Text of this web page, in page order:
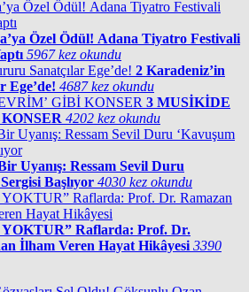
Özel Ödül! Adana Tiyatro Festivali
5967 kez okundu
2 Karadeniz’in
Ege’de! 4687 kez okundu
3 MUSİKİDE
4202 kez okundu
Uyanış: Ressam Sevil Duru
Başlıyor 4030 kez okundu
Raflarda: Prof. Dr.
İlham Veren Hayat Hikâyesi 3390